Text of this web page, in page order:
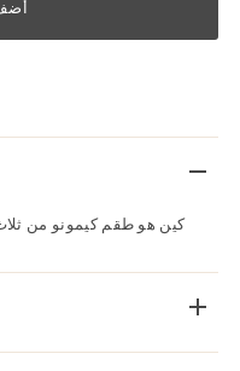
كين هو طقم كيمونو من